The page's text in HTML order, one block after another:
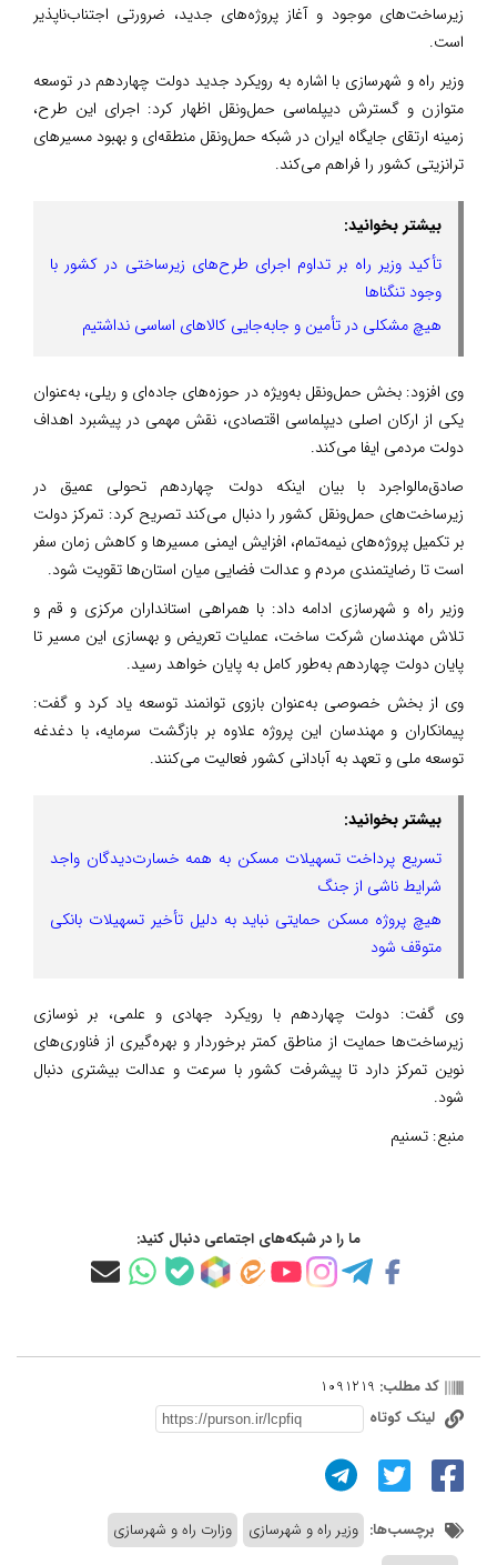
زیرساخت‌های موجود و آغاز پروژه‌های جدید، ضرورتی اجتناب‌ناپذیر
است.
وزیر راه و شهرسازی با اشاره به رویکرد جدید دولت چهاردهم در توسعه
متوازن و گسترش دیپلماسی حمل‌ونقل اظهار کرد: اجرای این طرح،
زمینه ارتقای جایگاه ایران در شبکه حمل‌ونقل منطقه‌ای و بهبود مسیرهای
ترانزیتی کشور را فراهم می‌کند.
بیشتر بخوانید:
تأکید وزیر راه بر تداوم اجرای طرح‌های زیرساختی در کشور با
وجود تنگناها
هیچ مشکلی در تأمین و جابه‌جایی کالاهای اساسی نداشتیم
وی افزود: بخش حمل‌ونقل به‌ویژه در حوزه‌های جاده‌ای و ریلی، به‌عنوان
یکی از ارکان اصلی دیپلماسی اقتصادی، نقش مهمی در پیشبرد اهداف
دولت مردمی ایفا می‌کند.
صادق‌مالواجرد با بیان اینکه دولت چهاردهم تحولی عمیق در
زیرساخت‌های حمل‌ونقل کشور را دنبال می‌کند تصریح کرد: تمرکز دولت
بر تکمیل پروژه‌های نیمه‌تمام، افزایش ایمنی مسیرها و کاهش زمان سفر
است تا رضایتمندی مردم و عدالت فضایی میان استان‌ها تقویت شود.
وزیر راه و شهرسازی ادامه داد: با همراهی استانداران مرکزی و قم و
تلاش مهندسان شرکت ساخت، عملیات تعریض و بهسازی این مسیر تا
پایان دولت چهاردهم به‌طور کامل به پایان خواهد رسید.
وی از بخش خصوصی به‌عنوان بازوی توانمند توسعه یاد کرد و گفت:
پیمانکاران و مهندسان این پروژه علاوه بر بازگشت سرمایه، با دغدغه
توسعه ملی و تعهد به آبادانی کشور فعالیت می‌کنند.
بیشتر بخوانید:
تسریع پرداخت تسهیلات مسکن به همه خسارت‌دیدگان واجد
شرایط ناشی از جنگ
هیچ پروژه مسکن حمایتی نباید به دلیل تأخیر تسهیلات بانکی
متوقف شود
وی گفت: دولت چهاردهم با رویکرد جهادی و علمی، بر نوسازی
زیرساخت‌ها حمایت از مناطق کمتر برخوردار و بهره‌گیری از فناوری‌های
نوین تمرکز دارد تا پیشرفت کشور با سرعت و عدالت بیشتری دنبال
شود.
منبع: تسنیم
ما را در شبکه‌های اجتماعی دنبال کنید:
کد مطلب: 1091219
لینک کوتاه
برچسب‌ها: وزیر راه و شهرسازی
وزارت راه و شهرسازی